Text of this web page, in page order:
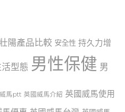
陽產品比較 安全性 持久力增
活型態 男性保健 男
馬ptt 英國威馬介紹 英國威馬使用